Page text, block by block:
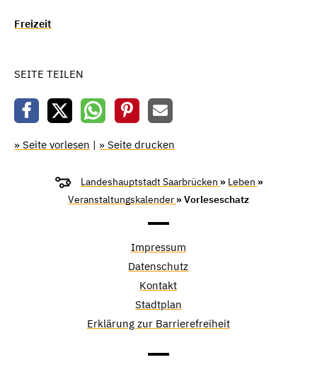
Freizeit
SEITE TEILEN
» Seite vorlesen | » Seite drucken
Landeshauptstadt Saarbrücken » Leben »
Veranstaltungskalender » Vorleseschatz
Impressum
Datenschutz
Kontakt
Stadtplan
Erklärung zur Barrierefreiheit